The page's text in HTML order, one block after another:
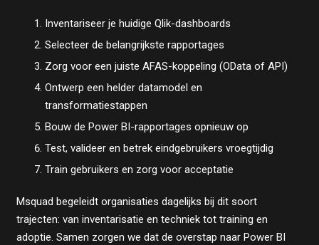
Inventariseer je huidige Qlik-dashboards
Selecteer de belangrijkste rapportages
Zorg voor een juiste AFAS-koppeling (OData of API)
Ontwerp een helder datamodel en
transformatiestappen
Bouw de Power BI-rapportages opnieuw op
Test, valideer en betrek eindgebruikers vroegtijdig
Train gebruikers en zorg voor acceptatie
Msquad begeleidt organisaties dagelijks bij dit soort
trajecten: van inventarisatie en techniek tot training en
adoptie. Samen zorgen we dat de overstap naar Power BI